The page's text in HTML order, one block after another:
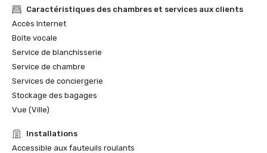
• Thrillist - Les meilleures choses à faire à San Francisco
lumière les arts et la culture de San Francisco
• Haute Living San Francisco - Le Palace Hotel de San
Francisco fête ses 150 ans
2024
• Travel + Leisure - Les meilleurs hôtels de SF - Hôtel avec
• Guide de voyage Forbes : l'un des 15 hôtels proposant
des expériences inoubliables en matière de caviar
Caractéristiques des chambres et services aux clients
Accès Internet
Boîte vocale
Service de blanchisserie
Service de chambre
Services de conciergerie
Stockage des bagages
Vue (Ville)
Installations
Accessible aux fauteuils roulants